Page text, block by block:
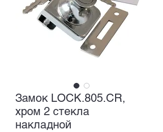
Замок LOCK.805.CR,
хром 2 стекла
накладной